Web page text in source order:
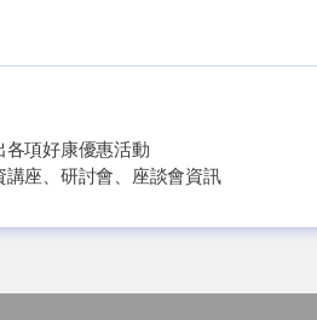
各項好康優惠活動
講座、研討會、座談會資訊